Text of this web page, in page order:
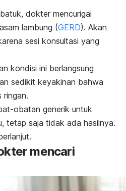
dokter mencurigai
lambung (GERD). Akan
sesi konsultasi yang
kondisi ini berlangsung
sedikit keyakinan bahwa
ringan.
obatan generik untuk
tetap saja tidak ada hasilnya.
mencari